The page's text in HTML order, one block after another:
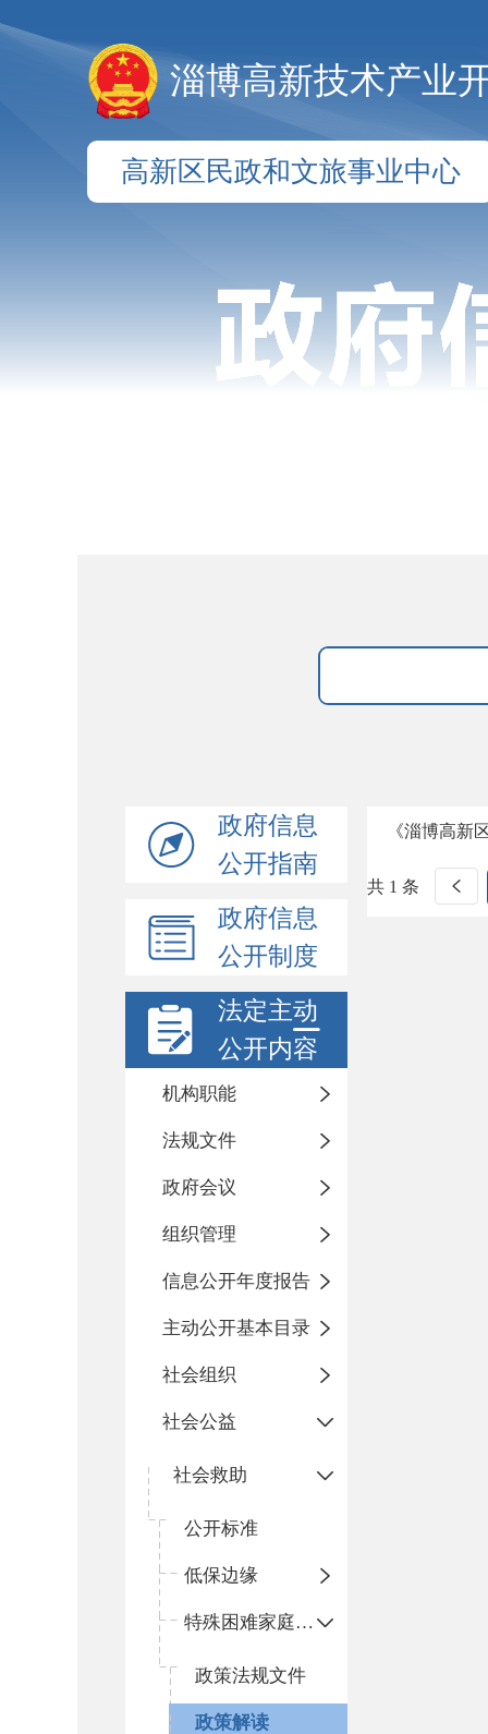
淄博高新技术产业
高新区民政和文旅事业中心
政府信息
公开指南
政府信息
公开制度
法定主动
公开内容
机构职能
法规文件
政府会议
组织管理
信息公开年度报告
主动公开基本目录
社会组织
社会公益
社会救助
公开标准
低保边缘
特殊困难家庭照护
政策法规文件
政策解读
《淄博高新
共 1 条